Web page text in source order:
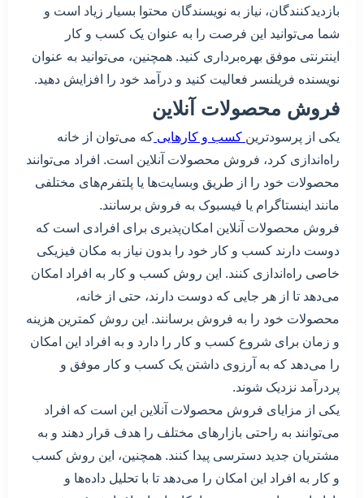
بازدیدکنندگان، نیاز به نویسندگان محتوا بسیار زیاد است و
شما می‌توانید این فرصت را به عنوان یک کسب و کار
اینترنتی موفق بهره‌برداری کنید. همچنین، می‌توانید به عنوان
نویسنده فریلنسر فعالیت کنید و درآمد خود را افزایش دهید.
فروش محصولات آنلاین
یکی از پرسودترین کسب و کارهایی که می‌توان از خانه
راه‌اندازی کرد، فروش محصولات آنلاین است. افراد می‌توانند
محصولات خود را از طریق وبسایت‌ها یا پلتفرم‌های مختلفی
مانند اینستاگرام یا فیسبوک به فروش برسانند.
فروش محصولات آنلاین امکان‌پذیری برای افرادی است که
دوست دارند کسب و کار خود را بدون نیاز به مکان فیزیکی
خاصی راه‌اندازی کنند. این روش کسب و کار به افراد امکان
می‌دهد تا از هر جایی که دوست دارند، حتی از خانه،
محصولات خود را به فروش برسانند. این روش کمترین هزینه
و زمان برای شروع کسب و کار را دارد و به افراد این امکان
را می‌دهد که به آرزوی داشتن یک کسب و کار موفق و
پردرآمد نزدیک شوند.
یکی از مزایای فروش محصولات آنلاین این است که افراد
می‌توانند به راحتی بازارهای مختلف را هدف قرار دهند و به
مشتریان جدید دسترسی پیدا کنند. همچنین، این روش کسب
و کار به افراد این امکان را می‌دهد تا با تحلیل داده‌ها و